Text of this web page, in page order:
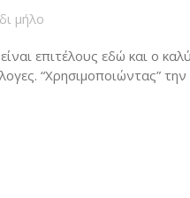
επιτέλους εδώ και ο
“Χρησιμοποιώντας”